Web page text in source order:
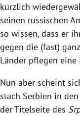
kürzlich
seinen russischen
so wissen, dass er
gegen die (fast)
Länder pflegen
Nun aber scheint
stach Serbien in
der Titelseite des